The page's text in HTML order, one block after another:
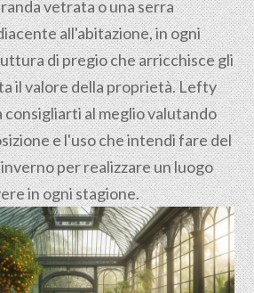
vetrata o una serra
all'abitazione, in ogni
di pregio che arricchisce gli
il valore della proprietà. Lefty
consigliarti al meglio valutando
e l'uso che intendi fare del
per realizzare un luogo
in ogni stagione.